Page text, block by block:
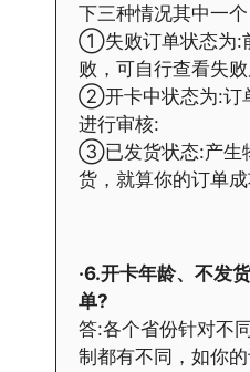
下三种情况其中一个
①失败订单状态为:
败，可自行查看失
②开卡中状态为:订
进行审核:
③已发货状态:产生
货，就算你的订单
·6.开卡年龄、不发
单?
答:各个省份针对不
制都有不同，如你